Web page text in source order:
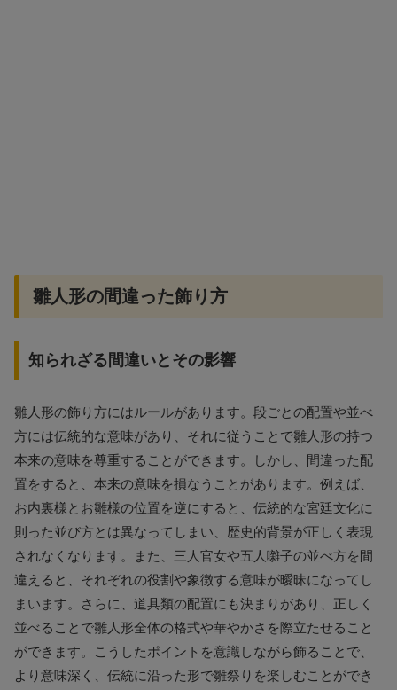
雛人形の間違った飾り方
知られざる間違いとその影響
雛人形の飾り方にはルールがあります。段ごとの配置や並べ
方には伝統的な意味があり、それに従うことで雛人形の持つ
本来の意味を尊重することができます。しかし、間違った配
置をすると、本来の意味を損なうことがあります。例えば、
お内裏様とお雛様の位置を逆にすると、伝統的な宮廷文化に
則った並び方とは異なってしまい、歴史的背景が正しく表現
されなくなります。また、三人官女や五人囃子の並べ方を間
違えると、それぞれの役割や象徴する意味が曖昧になってし
まいます。さらに、道具類の配置にも決まりがあり、正しく
並べることで雛人形全体の格式や華やかさを際立たせること
ができます。こうしたポイントを意識しながら飾ることで、
より意味深く、伝統に沿った形で雛祭りを楽しむことができ